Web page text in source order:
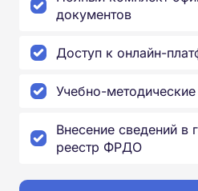
документов
Доступ к онлайн-
Учебно-
Внесение сведений в
реестр ФРДО